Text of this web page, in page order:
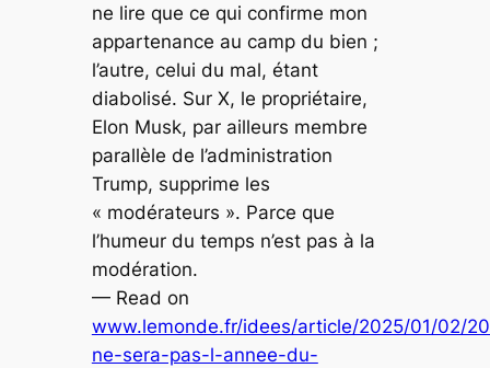
ne lire que ce qui confirme mon
appartenance au camp du bien ;
l’autre, celui du mal, étant
diabolisé. Sur X, le propriétaire,
Elon Musk, par ailleurs membre
parallèle de l’administration
Trump, supprime les
« modérateurs ». Parce que
l’humeur du temps n’est pas à la
modération.
— Read on
www.lemonde.fr/idees/article/2025/01/02/
ne-sera-pas-l-annee-du-